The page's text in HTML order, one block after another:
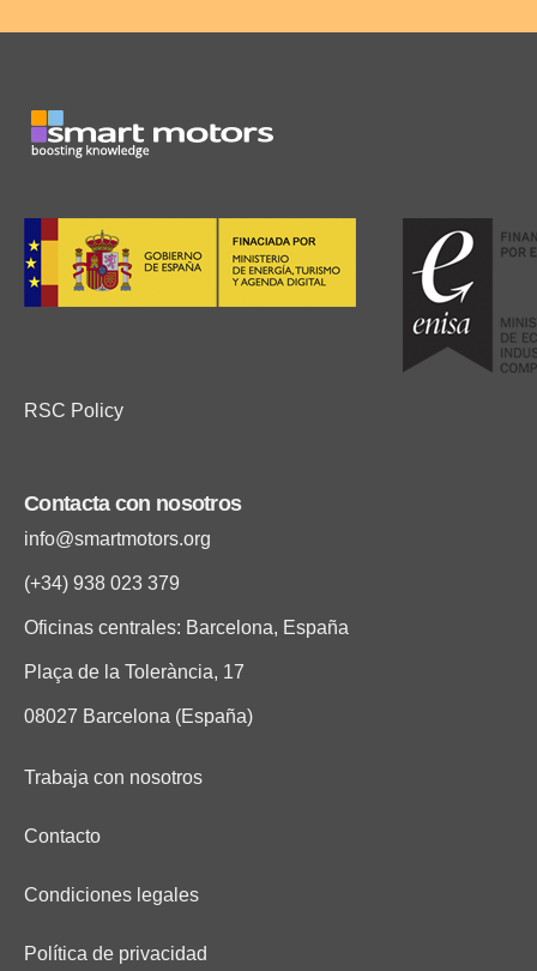
RSC Policy
Contacta con nosotros
info@smartmotors.org
(+34) 938 023 379
Oficinas centrales: Barcelona, España
Plaça de la Tolerància, 17
08027 Barcelona (España)
Trabaja con nosotros
Contacto
Condiciones legales
Política de privacidad